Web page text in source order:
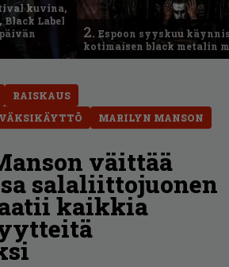
kuvina,
Black Label
2. Espoon syyskuu
kotimaisen black metalin
RAISKAUS
MARILYN MANSON
väittää
salaliittojuonen
kaikkia